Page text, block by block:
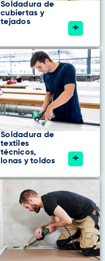
Soldadura de
cubiertas y
tejados
+
Soldadura de
textiles
técnicos,
lonas y toldos
+